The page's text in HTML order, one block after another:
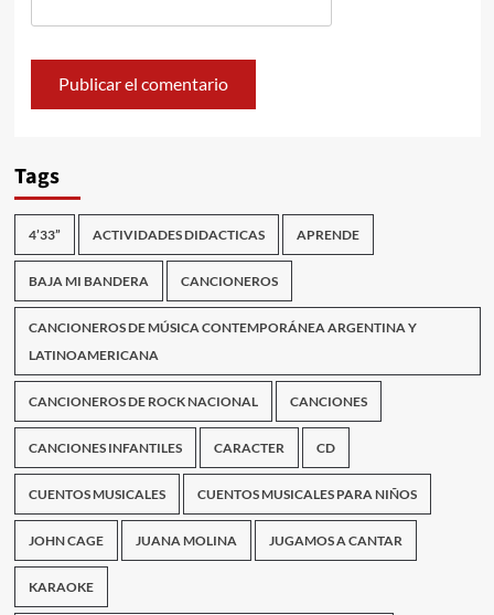
Tags
4’33” ACTIVIDADES DIDACTICAS APRENDE
BAJA MI BANDERA CANCIONEROS
CANCIONEROS DE MÚSICA CONTEMPORÁNEA ARGENTINA Y
LATINOAMERICANA
CANCIONEROS DE ROCK NACIONAL CANCIONES
CANCIONES INFANTILES CARACTER CD
CUENTOS MUSICALES CUENTOS MUSICALES PARA NIÑOS
JOHN CAGE JUANA MOLINA JUGAMOS A CANTAR
KARAOKE